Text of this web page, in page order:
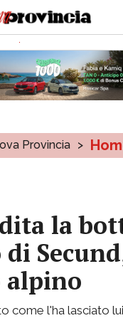
Provincia >
la
di
alpino
come l'ha lasciato